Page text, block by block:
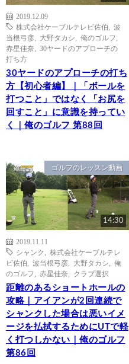
2019.12.09
株式会社ケーブルテレビ佐伯
波
当根弓彦
大野タカシ 俺のゴルフ
赤星佳奈
30ヤードのアプローチの
打ち方
30ヤードのアプローチの打ち
方【初心者編】｜「ボールを
打つこと」ではなく「お尻を
回すこと」に意識を持ってい
く｜俺のゴルフ 第88回
ゴルフのレッスン動画
14:30
2019.11.11
シャンク
株式会社ケーブルテレ
ビ佐伯
波当根弓彦 大野タカシ
俺
のゴルフ
赤星佳奈 クラブ選択
距離のあるショートホールの
攻略｜アイアンが2回連続で
シャンクした場合は悪いイメ
ージを払拭するためにUTで軽
く打つしかない｜俺のゴルフ
第86回